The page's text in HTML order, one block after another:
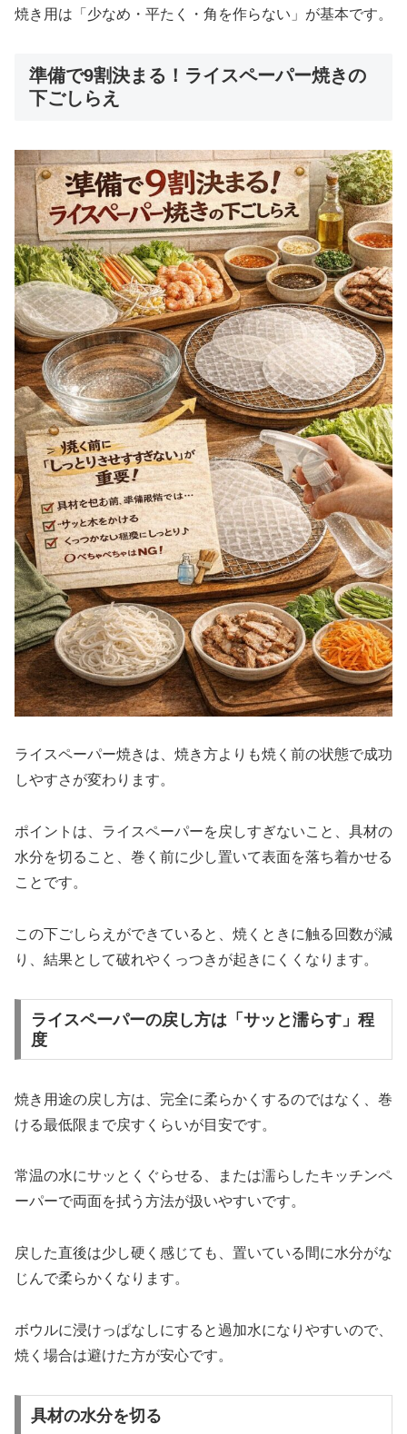
焼き用は「少なめ・平たく・角を作らない」が基本です。
準備で9割決まる！ライスペーパー焼きの
下ごしらえ
ライスペーパー焼きは、焼き方よりも焼く前の状態で成功
しやすさが変わります。
ポイントは、ライスペーパーを戻しすぎないこと、具材の
水分を切ること、巻く前に少し置いて表面を落ち着かせる
ことです。
この下ごしらえができていると、焼くときに触る回数が減
り、結果として破れやくっつきが起きにくくなります。
ライスペーパーの戻し方は「サッと濡らす」程
度
焼き用途の戻し方は、完全に柔らかくするのではなく、巻
ける最低限まで戻すくらいが目安です。
常温の水にサッとくぐらせる、または濡らしたキッチンペ
ーパーで両面を拭う方法が扱いやすいです。
戻した直後は少し硬く感じても、置いている間に水分がな
じんで柔らかくなります。
ボウルに浸けっぱなしにすると過加水になりやすいので、
焼く場合は避けた方が安心です。
具材の水分を切る